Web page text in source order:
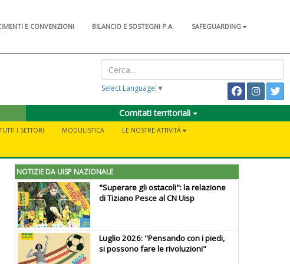
E CONVENZIONI BILANCIO E SOSTEGNI P.A.
SAFEGUARDING
Select Language ▼
Comitati territoriali
I SETTORI MODULISTICA
LE NOSTRE ATTIVITÀ
NOTIZIE DA UISP NAZIONALE
"Superare gli ostacoli": la relazione
di Tiziano Pesce al CN Uisp
Luglio 2026: "Pensando con i piedi,
si possono fare le rivoluzioni"